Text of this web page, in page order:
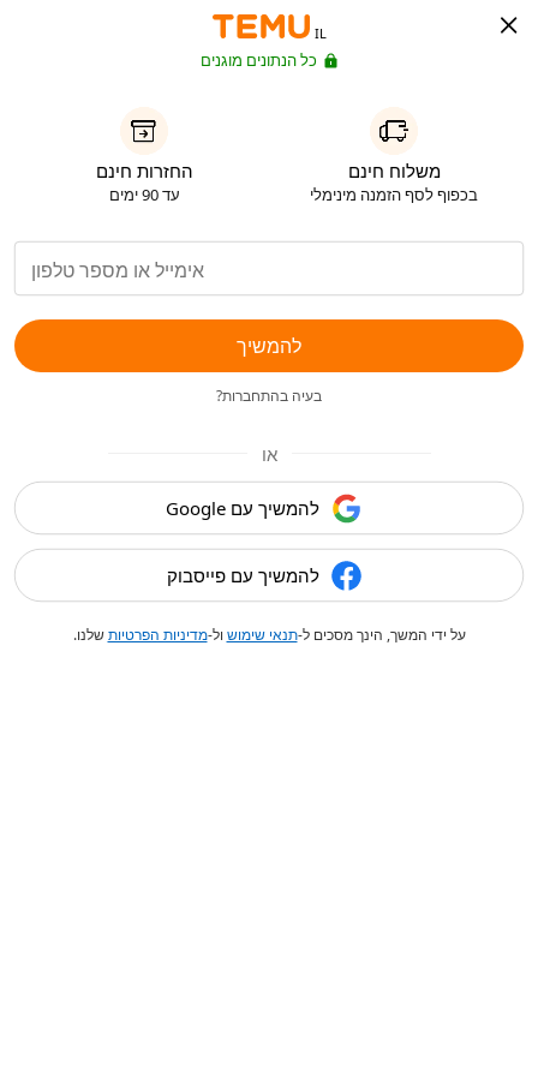
IL
כל הנתונים מוגנים
משלוח חינם
בכפוף לסף הזמנה מינימלי
החזרות חינם
עד 90 ימים
להמשיך
בעיה בהתחברות?
או
להמשיך עם Google
להמשיך עם פייסבוק
על ידי המשך, הינך מסכים ל-תנאי שימוש ול-מדיניות הפרטיותשלנו.